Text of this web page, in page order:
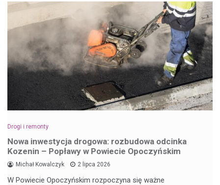
Drogi i remonty
Nowa inwestycja drogowa: rozbudowa odcinka
Kozenin – Popławy w Powiecie Opoczyńskim
Michał Kowalczyk 2 lipca 2026
W Powiecie Opoczyńskim rozpoczyna się ważne